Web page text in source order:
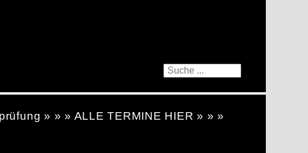
» » » ALLE TERMINE HIER » » »